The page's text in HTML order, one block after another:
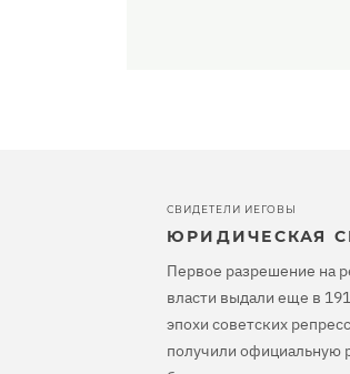
СВИДЕТЕЛИ ИЕГОВЫ
ЮРИДИЧЕСКАЯ
Первое разрешение на
власти выдали еще в
эпохи советских
получили официальную